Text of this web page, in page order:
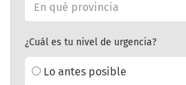
¿Cuál es tu nivel de urgencia?
Lo antes posible